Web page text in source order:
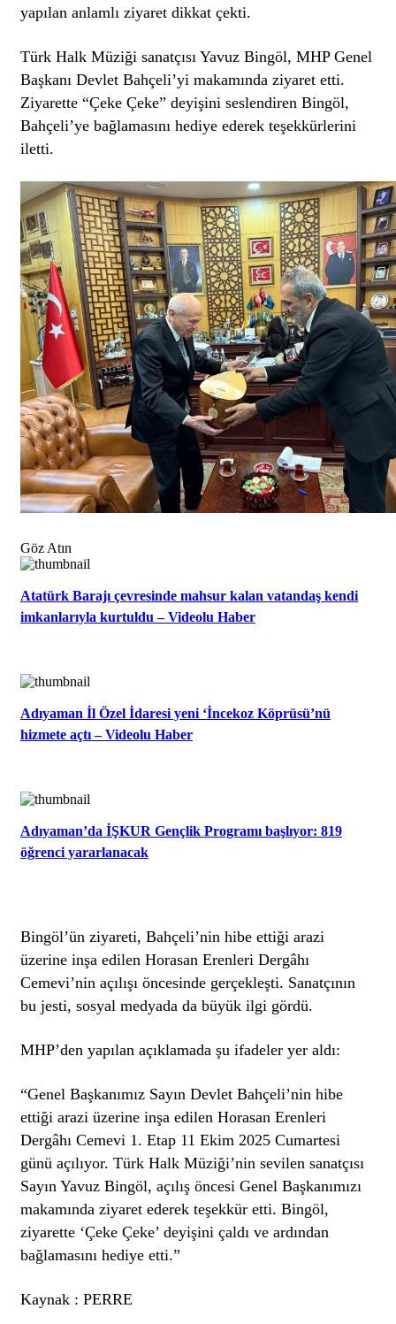
yapılan anlamlı ziyaret dikkat çekti.
Türk Halk Müziği sanatçısı Yavuz Bingöl, MHP Genel
Başkanı Devlet Bahçeli’yi makamında ziyaret etti.
Ziyarette “Çeke Çeke” deyişini seslendiren Bingöl,
Bahçeli’ye bağlamasını hediye ederek teşekkürlerini
iletti.
Göz Atın
Atatürk Barajı çevresinde mahsur kalan vatandaş kendi
imkanlarıyla kurtuldu – Videolu Haber
Adıyaman İl Özel İdaresi yeni ‘İncekoz Köprüsü’nü
hizmete açtı – Videolu Haber
Adıyaman’da İŞKUR Gençlik Programı başlıyor: 819
öğrenci yararlanacak
Bingöl’ün ziyareti, Bahçeli’nin hibe ettiği arazi
üzerine inşa edilen Horasan Erenleri Dergâhı
Cemevi’nin açılışı öncesinde gerçekleşti. Sanatçının
bu jesti, sosyal medyada da büyük ilgi gördü.
MHP’den yapılan açıklamada şu ifadeler yer aldı:
“Genel Başkanımız Sayın Devlet Bahçeli’nin hibe
ettiği arazi üzerine inşa edilen Horasan Erenleri
Dergâhı Cemevi 1. Etap 11 Ekim 2025 Cumartesi
günü açılıyor. Türk Halk Müziği’nin sevilen sanatçısı
Sayın Yavuz Bingöl, açılış öncesi Genel Başkanımızı
makamında ziyaret ederek teşekkür etti. Bingöl,
ziyarette ‘Çeke Çeke’ deyişini çaldı ve ardından
bağlamasını hediye etti.”
Kaynak : PERRE